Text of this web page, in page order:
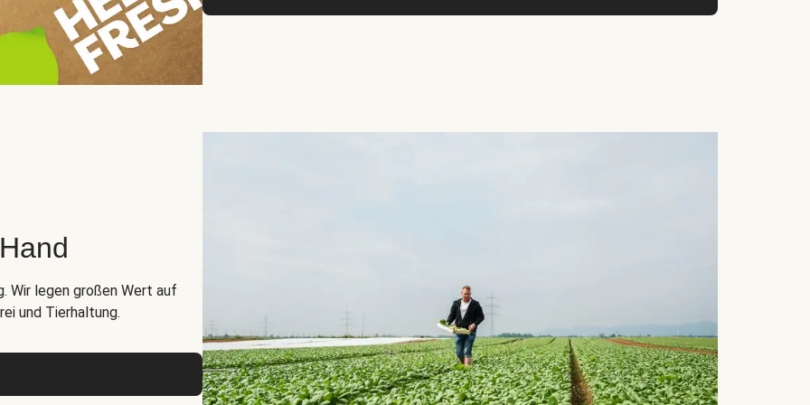
Wir legen großen Wert auf
und Tierhaltung.